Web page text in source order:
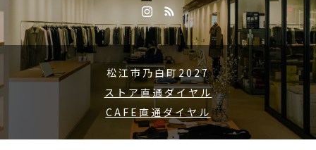
松江市乃白町2027
ストア直通ダイヤル
CAFE直通ダイヤル